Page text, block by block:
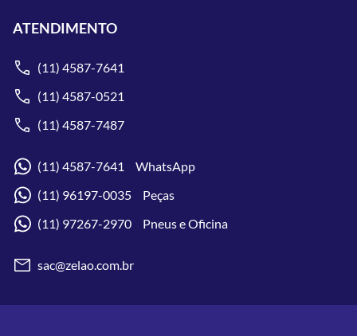
ATENDIMENTO
(11) 4587-7641
(11) 4587-0521
(11) 4587-7487
(11) 4587-7641 WhatsApp
(11) 96197-0035 Peças
(11) 97267-2970 Pneus e Oficina
sac@zelao.com.br